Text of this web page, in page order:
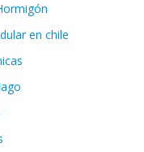
en chile